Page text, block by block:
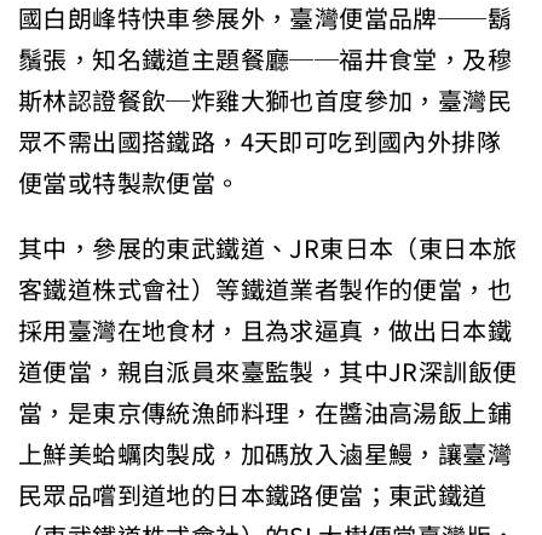
國白朗峰特快車參展外，臺灣便當品牌──鬍
鬚張，知名鐵道主題餐廳──福井食堂，及穆
斯林認證餐飲─炸雞大獅也首度參加，臺灣民
眾不需出國搭鐵路，4天即可吃到國內外排隊
便當或特製款便當。
其中，參展的東武鐵道、JR東日本（東日本旅
客鐵道株式會社）等鐵道業者製作的便當，也
採用臺灣在地食材，且為求逼真，做出日本鐵
道便當，親自派員來臺監製，其中JR深訓飯便
當，是東京傳統漁師料理，在醬油高湯飯上鋪
上鮮美蛤蠣肉製成，加碼放入滷星鰻，讓臺灣
民眾品嚐到道地的日本鐵路便當；東武鐵道